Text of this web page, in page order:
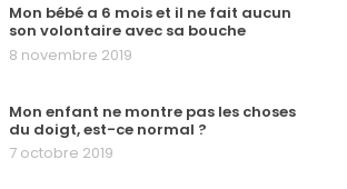
Mon bébé a 6 mois et il ne fait aucun
son volontaire avec sa bouche
8 novembre 2019
Mon enfant ne montre pas les choses
du doigt, est-ce normal ?
7 octobre 2019